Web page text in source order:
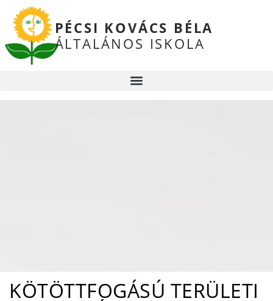
PÉCSI KOVÁCS BÉLA
ÁLTALÁNOS ISKOLA
KÖTÖTTFOGÁSÚ TERÜLETI